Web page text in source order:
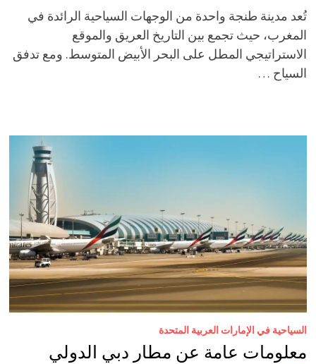
تُعد مدينة طنجة واحدة من الوجهات السياحية الرائدة في
المغرب، حيث تجمع بين التاريخ العريق والموقع
الاستراتيجي المطل على البحر الأبيض المتوسط. ومع تدفق
السياح …
السياحية في الإمارات العربية المتحدة
معلومات عامة عن مطار دبي الدولي